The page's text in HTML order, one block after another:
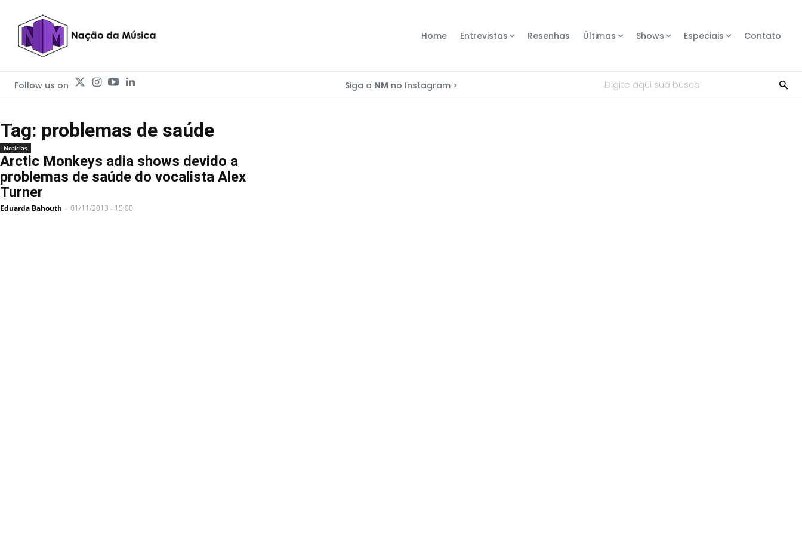
Home Entrevistas Resenhas Últimas Shows Especiais Contato
Follow us on Siga a NM no Instagram > Digite aqui sua busca
Tag: problemas de saúde
Notícias
Arctic Monkeys adia shows devido a
problemas de saúde do vocalista Alex
Turner
Eduarda Bahouth - 01/11/2013 - 15:00